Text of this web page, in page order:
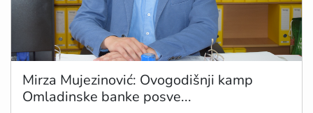
Mirza Mujezinović: Ovogodišnji kamp
Omladinske banke posve...